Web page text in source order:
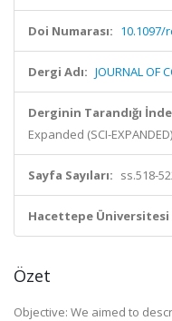
Doi Numarası: 10.1097/
Dergi Adı: JOURNAL OF
Derginin Tarandığı
Expanded (SCI-
Sayfa Sayıları: ss.518-
Hacettepe Üniversitesi
Özet
Objective: We aimed to